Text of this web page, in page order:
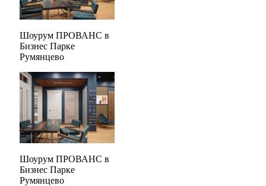
Шоурум ПРОВАНС в
Бизнес Парке
Румянцево
Шоурум ПРОВАНС в
Бизнес Парке
Румянцево